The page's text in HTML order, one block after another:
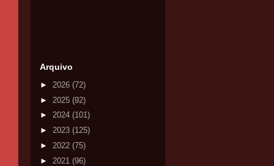
Arquivo
► 2026 (72)
► 2025 (92)
► 2024 (101)
► 2023 (125)
► 2022 (75)
► 2021 (96)